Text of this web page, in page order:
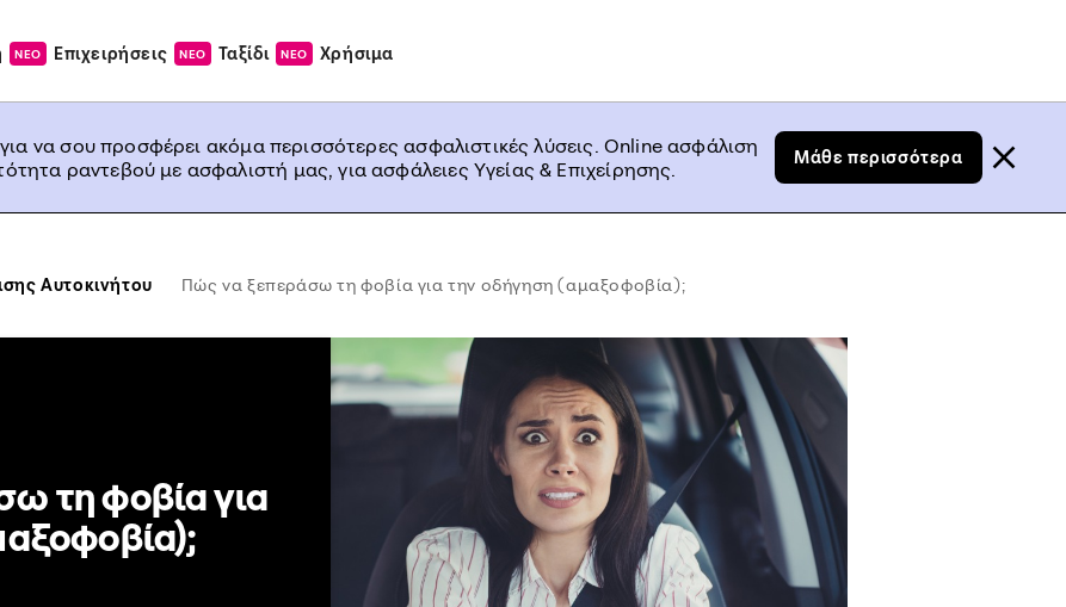
ΝΕΟ Επιχειρήσεις ΝΕΟ Ταξίδι ΝΕΟ Χρήσιμα
να σου προσφέρει ακόμα περισσότερες ασφαλιστικές λύσεις. Online ασφάλιση
ραντεβού με ασφαλιστή μας, για ασφάλειες Υγείας & Επιχείρησης.
Μάθε περισσότερα
Αυτοκινήτου Πώς να ξεπεράσω τη φοβία για την οδήγηση (αμαξοφοβία);
τη φοβία για